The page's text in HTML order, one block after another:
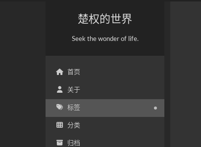
楚权的世界
Seek the wonder of life.
首页
关于
标签
分类
归档